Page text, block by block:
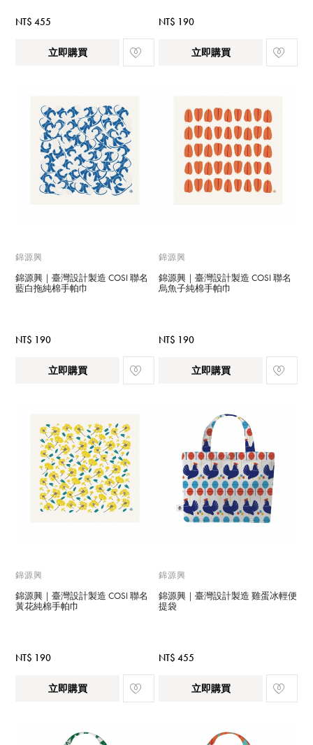
NT$ 455
立即購買
NT$ 190
立即購買
錦源興
錦源興｜臺灣設計製造 COSI 聯名
藍白拖純棉手帕巾
NT$ 190
立即購買
錦源興
錦源興｜臺灣設計製造 COSI 聯名
烏魚子純棉手帕巾
NT$ 190
立即購買
錦源興
錦源興｜臺灣設計製造 COSI 聯名
黃花純棉手帕巾
NT$ 190
立即購買
錦源興
錦源興｜臺灣設計製造 雞蛋冰輕便
提袋
NT$ 455
立即購買